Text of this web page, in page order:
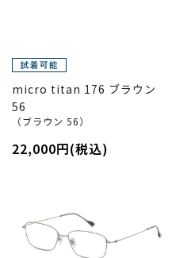
micro titan 176 ブラウン
56
（ブラウン 56）
22,000円(税込)